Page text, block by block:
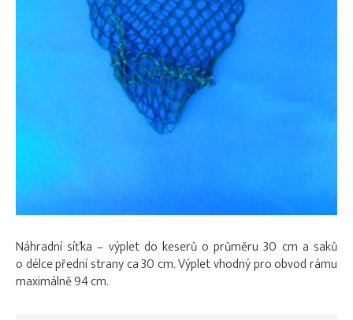
Náhradní síťka – výplet do keserů o průměru 30 cm a saků
o délce přední strany ca 30 cm. Výplet vhodný pro obvod rámu
maximálně 94 cm.